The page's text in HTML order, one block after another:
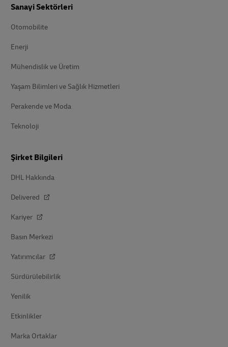
Sanayi Sektörleri
Otomobilite
Enerji
Mühendislik ve Üretim
Yaşam Bilimleri ve Sağlık Hizmetleri
Perakende ve Moda
Teknoloji
Şirket Bilgileri
DHL Hakkında
Delivered
Kariyer
Basın Merkezi
Yatırımcılar
Sürdürülebilirlik
Yenilik
Etkinlikler
Marka Ortaklar